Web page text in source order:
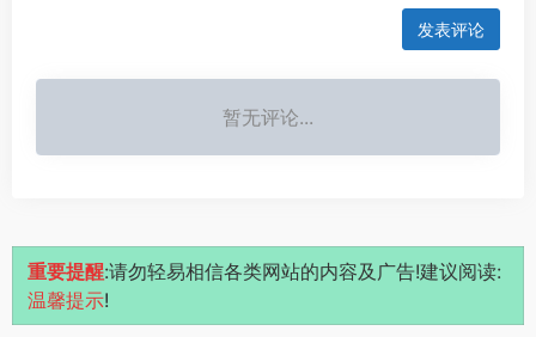
发表评论
暂无评论...
重要提醒:请勿轻易相信各类网站的内容及广告!建议阅读:
温馨提示!